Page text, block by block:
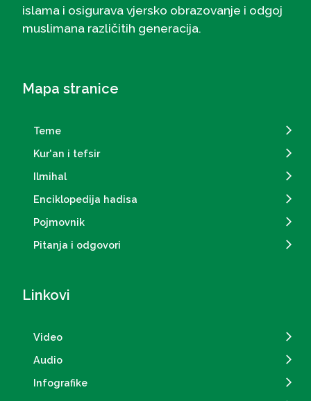
islama i osigurava vjersko obrazovanje i odgoj
muslimana različitih generacija.
Mapa stranice
Teme
Kur'an i tefsir
Ilmihal
Enciklopedija hadisa
Pojmovnik
Pitanja i odgovori
Linkovi
Video
Audio
Infografike